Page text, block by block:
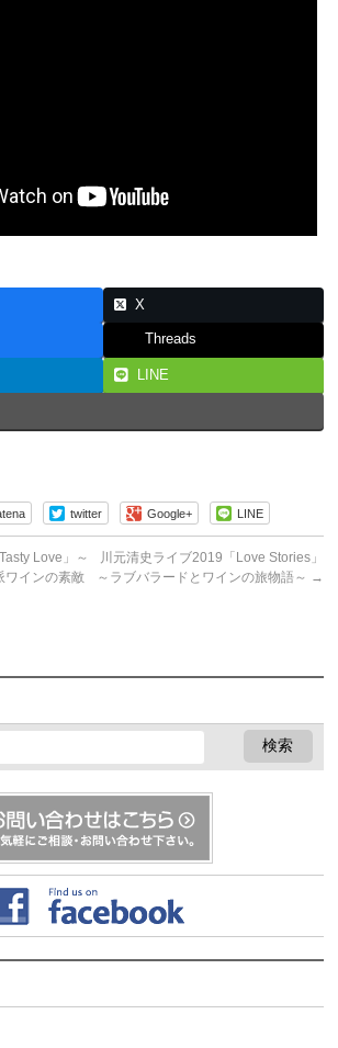
X
Threads
LINE
twitter Google+ LINE
Love」～
ワインの素敵
川元清史ライブ2019「Love Stories」
～ラブバラードとワインの旅物語～ →